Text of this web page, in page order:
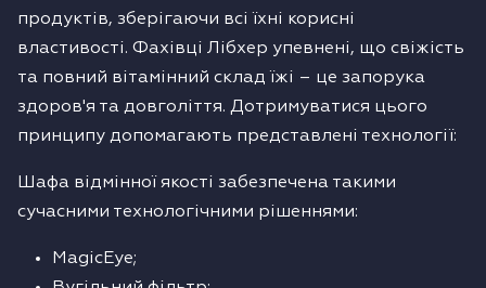
продуктів, зберігаючи всі їхні корисні
властивості. Фахівці Лібхер упевнені, що свіжість
та повний вітамінний склад їжі – це запорука
здоров'я та довголіття. Дотримуватися цього
принципу допомагають представлені технології:
Шафа відмінної якості забезпечена такими
сучасними технологічними рішеннями:
MagicEye;